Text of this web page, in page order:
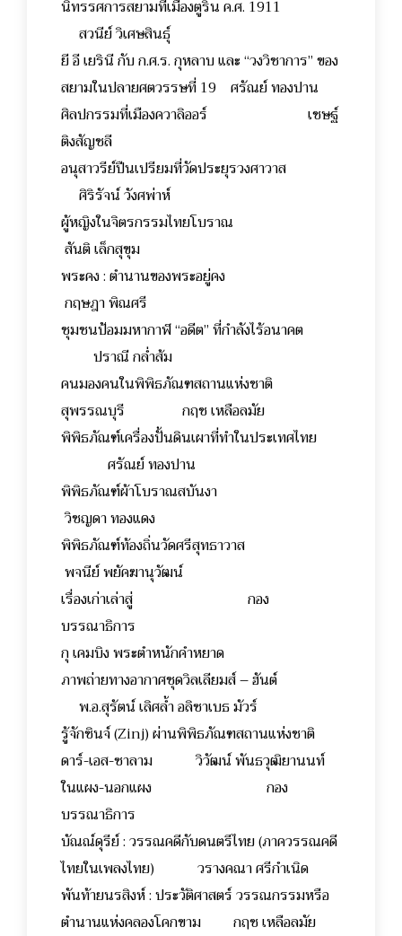
นิทรรศการสยามที่เมืองตูริน ค.ศ. 1911
สวนีย์ วิเศษสินธุ์
ยี อี เยรินี กับ ก.ศ.ร. กุหลาบ และ “วงวิชาการ” ของ
สยามในปลายศตวรรษที่ 19 ศรัณย์ ทองปาน
ศิลปกรรมที่เมืองควาลิออร์ เชษฐ์
ติงสัญชลี
อนุสาวรีย์ปืนเปรียมที่วัดประยุรวงศาวาส
ศิริรัจน์ วังศพ่าห์
ผู้หญิงในจิตรกรรมไทยโบราณ
สันติ เล็กสุขุม
พระคง : ตำนานของพระอยู่คง
กฤษฎา พิณศรี
ชุมชนป้อมมหากาฬ “อดีต” ที่กำลังไร้อนาคต
ปราณี กล่ำส้ม
คนมองคนในพิพิธภัณฑสถานแห่งชาติ
สุพรรณบุรี กฤช เหลือลมัย
พิพิธภัณฑ์เครื่องปั้นดินเผาที่ทำในประเทศไทย
ศรัณย์ ทองปาน
พิพิธภัณฑ์ผ้าโบราณสบันงา
วิชญดา ทองแดง
พิพิธภัณฑ์ท้องถิ่นวัดศรีสุทธาวาส
พจนีย์ พยัคฆานุวัฒน์
เรื่องเก่าเล่าสู่ กอง
บรรณาธิการ
กุ เคมบิง พระตำหนักคำหยาด
ภาพถ่ายทางอากาศชุดวิลเลียมส์ – ฮันต์
พ.อ.สุรัตน์ เลิศล้ำ อลิซาเบธ มัวร์
รู้จักซินจ์ (Zinj) ผ่านพิพิธภัณฑสถานแห่งชาติ
ดาร์-เอส-ซาลาม วิวัฒน์ พันธวุฒิยานนท์
ในแผง-นอกแผง กอง
บรรณาธิการ
บัณณ์ดุรีย์ : วรรณคดีกับดนตรีไทย (ภาควรรณคดี
ไทยในเพลงไทย) วรางคณา ศรีกำเนิด
พันท้ายนรสิงห์ : ประวัติศาสตร์ วรรณกรรมหรือ
ตำนานแห่งคลองโคกขาม กฤช เหลือลมัย